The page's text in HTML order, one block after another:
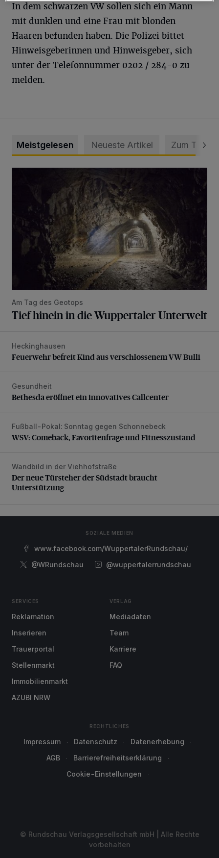
In dem schwarzen VW sollen sich ein Mann
mit dunklen und eine Frau mit blonden
Haaren befunden haben. Die Polizei bittet
Hinweisgeberinnen und Hinweisgeber, sich
unter der Telefonnummer 0202 / 284-0 zu
melden.
Meistgelesen Neueste Artikel Zum Thema
Am Tag des Geotops
Tief hinein in die Wuppertaler Unterwelt
Feuerwehr befreit Kind aus verschlossenem VW Bulli
Heckinghausen
Feuerwehr befreit Kind aus verschlossenem VW Bulli
Bethesda eröffnet ein innovatives Callcenter
Gesundheit
Bethesda eröffnet ein innovatives Callcenter
WSV: Comeback, Favoritenfrage und Fitnesszustand
Fußball-Pokal: Sonntag gegen Schonnebeck
WSV: Comeback, Favoritenfrage und Fitnesszustand
Der neue Türsteher der Südstadt braucht Unterstützung
Wandbild in der Viehhofstraße
Der neue Türsteher der Südstadt braucht
Unterstützung
SOZIALE MEDIEN
www.facebook.com/WuppertalerRundschau/
@WRundschau
@wuppertalerrundschau
SERVICES
Reklamation
Inserieren
Trauerportal
Stellenmarkt
Immobilienmarkt
AZUBI NRW
VERLAG
Mediadaten
Team
Karriere
FAQ
RECHTLICHES
Impressum Datenschutz
Datenerhebung
AGB
Barrierefreiheitserklärung
Cookie-Einstellungen
© Rundschau Verlagsgesellschaft mbH | Alle Rechte
vorbehalten